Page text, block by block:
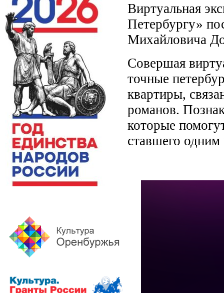
Виртуальная
Петербургу»
Михайловича
Совершая
точные
квартиры,
романов.
которые
ставшего одним